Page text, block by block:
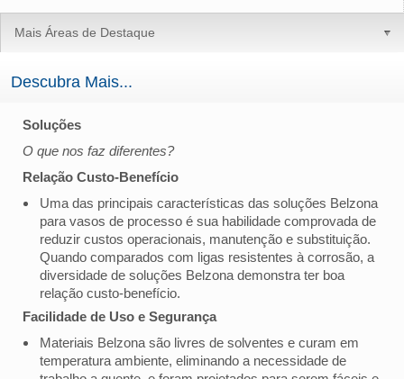
Mais Áreas de Destaque
Descubra Mais...
Soluções
O que nos faz diferentes?
Relação Custo-Benefício
Uma das principais características das soluções Belzona
para vasos de processo é sua habilidade comprovada de
reduzir custos operacionais, manutenção e substituição.
Quando comparados com ligas resistentes à corrosão, a
diversidade de soluções Belzona demonstra ter boa
relação custo-benefício.
Facilidade de Uso e Segurança
Materiais Belzona são livres de solventes e curam em
temperatura ambiente, eliminando a necessidade de